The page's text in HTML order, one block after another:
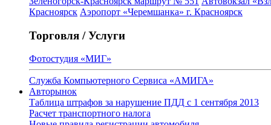
Красноярск Аэропорт «Черемшанка» г. Красноярск
Торговля / Услуги
Фотостудия «МИГ»
Служба Компьютерного Сервиса «АМИГА»
Авторынок
Таблица штрафов за нарушение ПДД с 1 сентября 2013
Расчет транспортного налога